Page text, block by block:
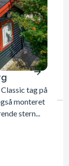
tag på
monteret
stern...
i